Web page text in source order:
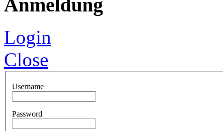
Anmeldung
Login
Close
Username
Password